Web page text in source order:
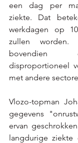
een dag per
ziekte. Dat
werkdagen op
zullen
bovendien
disproportioneel
met andere
Vlozo-topman
gegevens
ervan
langdurige